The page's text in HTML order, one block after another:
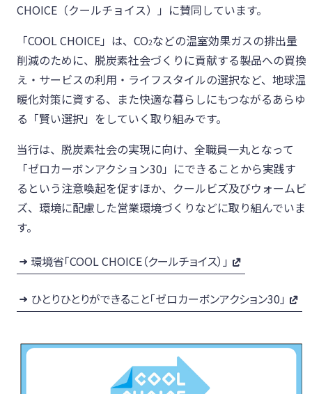
新韓金融グループ
CHOICE（クールチョイス）」に賛同しています。
「COOL CHOICE」は、CO2などの温室効果ガスの排出量
削減のために、脱炭素社会づくりに貢献する製品への買換
え・サービスの利用・ライフスタイルの選択など、地球温
暖化対策に資する、また快適な暮らしにもつながるあらゆ
る「賢い選択」をしていく取り組みです。
当行は、脱炭素社会の実現に向け、全職員一丸となって
「ゼロカーボンアクション30」にできることから実践す
るという注意喚起を促すほか、クールビズ及びウォームビ
ズ、環境に配慮した営業環境づくりなどに取り組んでいま
す。
環境省「COOL CHOICE（クールチョイス）」
ひとりひとりができること「ゼロカーボンアクション30」